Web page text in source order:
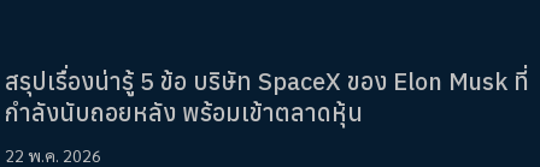
สรุปเรื่องน่ารู้ 5 ข้อ บริษัท SpaceX ของ Elon Musk ที่
กำลังนับถอยหลัง พร้อมเข้าตลาดหุ้น
22 พ.ค. 2026